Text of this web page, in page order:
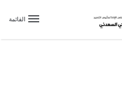
القائمة